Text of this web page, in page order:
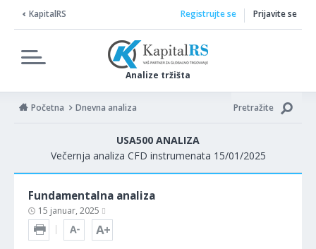
KapitalRS
Analize tržišta
Registrujte se Prijavite se
Početna Dnevna analiza Pretražite
USA500 ANALIZA
Večernja analiza CFD instrumenata 15/01/2025
Fundamentalna analiza
15 januar, 2025